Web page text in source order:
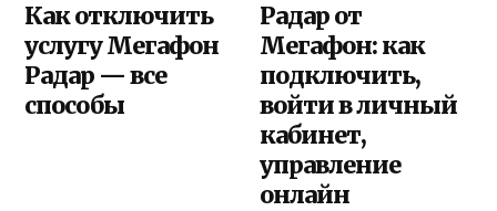
Как отключить
услугу Мегафон
Радар — все
способы
Радар от
Мегафон: как
подключить,
войти в личный
кабинет,
управление
онлайн